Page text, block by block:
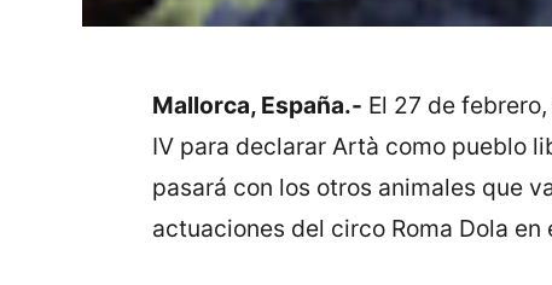
Mallorca, España.- El 27 de
IV para declarar Artà como pueblo
pasará con los otros animales que
actuaciones del circo Roma Dola en